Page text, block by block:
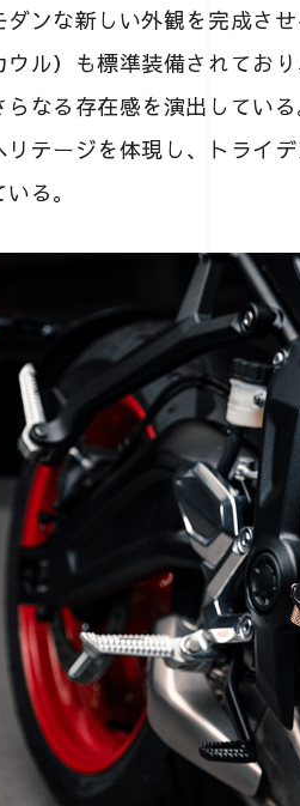
ダンな新しい外観を完成さ
ウル）も標準装備されてお
らなる存在感を演出してい
リテージを体現し、トライ
る。